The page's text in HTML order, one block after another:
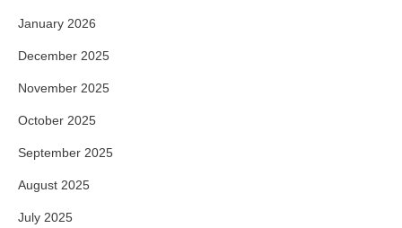
January 2026
December 2025
November 2025
October 2025
September 2025
August 2025
July 2025